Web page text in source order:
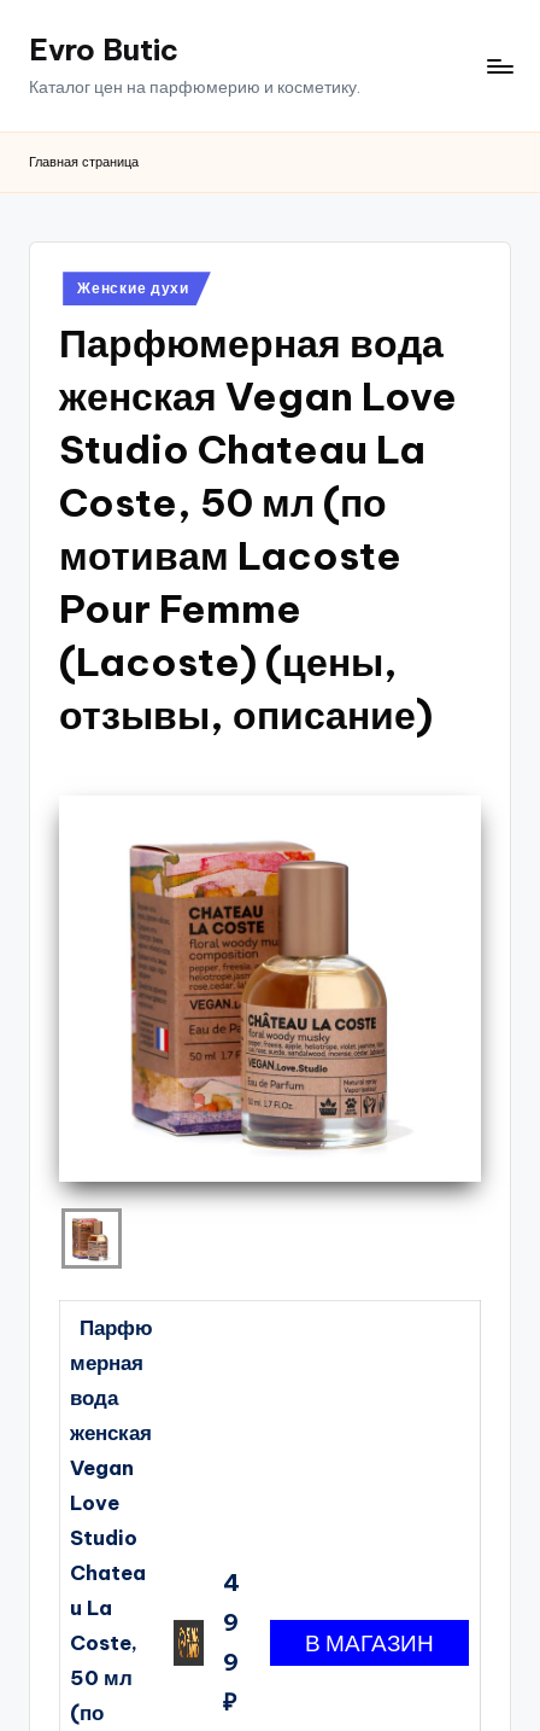
ПерейтиEvro Butic
Каталог цен на парфюмерию и косметику.
Главная страница
Опубликовано
в
Женские духи
Парфюмерная вода
женская Vegan Love
Studio Chateau La
Coste, 50 мл (по
мотивам Lacoste
Pour Femme
(Lacoste) (цены,
отзывы, описание)
Парфю
мерная
вода
женская
Vegan
Love
Studio
Chatea
u La
Coste,
50 мл
(по
4
9
9
₽